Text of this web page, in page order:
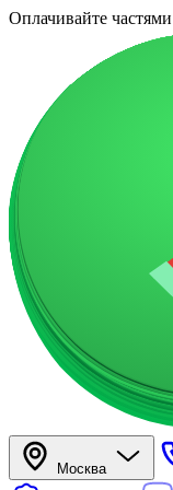
Оплачивайте частями
Москва